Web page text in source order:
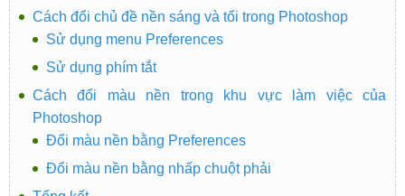
Cách đổi chủ đề nền sáng và tối trong Photoshop
Sử dụng menu Preferences
Sử dụng phím tắt
Cách đổi màu nền trong khu vực làm việc của
Photoshop
Đổi màu nền bằng Preferences
Đổi màu nền bằng nhấp chuột phải